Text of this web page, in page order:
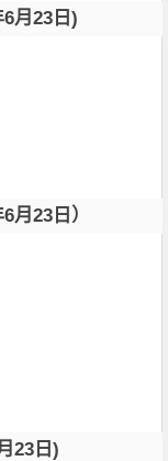
月23日)
月23日）
23日)